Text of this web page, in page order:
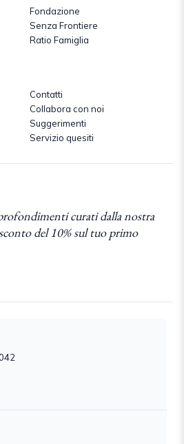
Fondazione
Senza Frontiere
Ratio Famiglia
Contatti
Collabora con noi
Suggerimenti
Servizio quesiti
curati dalla nostra
del 10% sul tuo primo